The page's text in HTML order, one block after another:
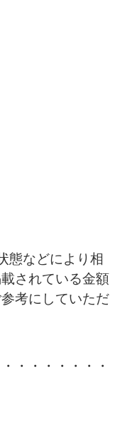
態などにより相
されている金額
考にしていただ
・・・・・・・